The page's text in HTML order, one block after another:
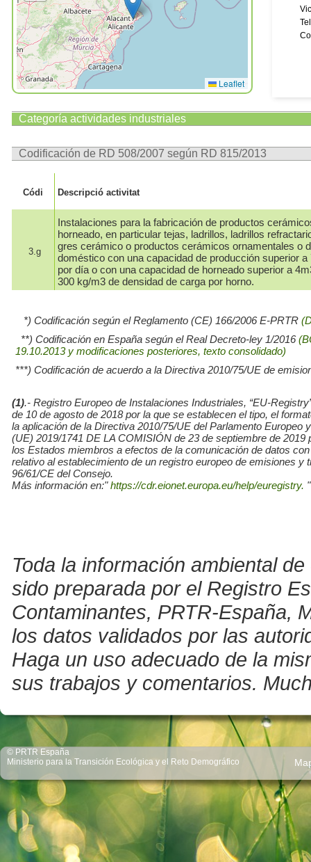
Leaflet
Categoría actividades industriales
Codificación de RD 508/2007 según RD 815/2013
Códi Descripció activitat
3.g
Instalaciones para la fabricación de productos
horneado, en particular tejas, ladrillos, ladrillos
gres cerámico o productos cerámicos ornamentales o
doméstico con una capacidad de producción superior a
por día o con una capacidad de horneado superior a
300 kg/m3 de densidad de carga por horno.
*) Codificación según el Reglamento (CE) 166/2006 E-PRTR
**) Codificación en España según el Real Decreto-ley 1/2016
19.10.2013 y modificaciones posteriores, texto consolidado)
***) Codificación de acuerdo a la Directiva 2010/75/UE de
(1).- Registro Europeo de Instalaciones Industriales, “EU-
de 10 de agosto de 2018 por la que se establecen el tipo, el
la aplicación de la Directiva 2010/75/UE del Parlamento
(UE) 2019/1741 DE LA COMISIÓN de 23 de septiembre de
los Estados miembros a efectos de la comunicación de datos
relativo al establecimiento de un registro europeo de emisiones
96/61/CE del Consejo.
Más información en:"https://cdr.eionet.europa.eu/help/euregistry. "
Toda la información ambiental
sido preparada por el Registro
Contaminantes, PRTR-España,
los datos validados por las
Haga un uso adecuado de la
sus trabajos y comentarios.
© PRTR España
Ministerio para la Transición Ecológica y el Reto Demográfico